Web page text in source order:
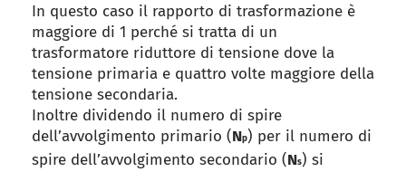
In questo caso il rapporto di trasformazione è
maggiore di 1 perché si tratta di un
trasformatore riduttore di tensione dove la
tensione primaria e quattro volte maggiore della
tensione secondaria.
Inoltre dividendo il numero di spire
dell’avvolgimento primario (Np) per il numero di
spire dell’avvolgimento secondario (Ns) si